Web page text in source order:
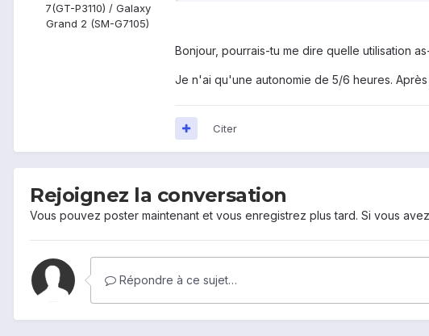
7(GT-P3110) / Galaxy
Grand 2 (SM-G7105)
Bonjour, pourrais-tu me dire quelle utilisation
Je n'ai qu'une autonomie de 5/6 heures.
Citer
Rejoignez la conversation
Vous pouvez poster maintenant et vous enregistrez plus tard. Si vous
Répondre à ce sujet…